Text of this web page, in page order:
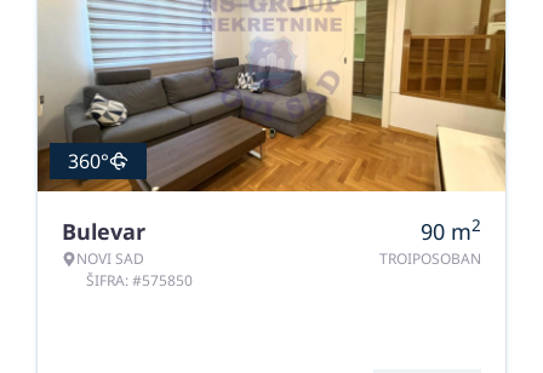
360°
Bulevar
NOVI SAD
ŠIFRA: #575850
90 m2
TROIPOSOBAN